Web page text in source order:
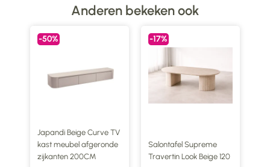
Anderen bekeken ook
-50%
Japandi Beige Curve TV
kast meubel afgeronde
zijkanten 200CM
-17%
Salontafel Supreme
Travertin Look Beige 120